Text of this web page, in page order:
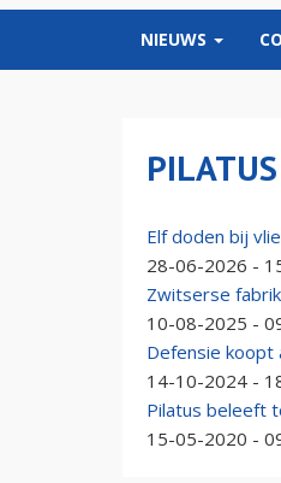
NIEUWS
PILATUS
Elf doden bij
28-06-2026 -
Zwitserse
10-08-2025 -
Defensie koopt
14-10-2024 -
Pilatus beleeft
15-05-2020 -